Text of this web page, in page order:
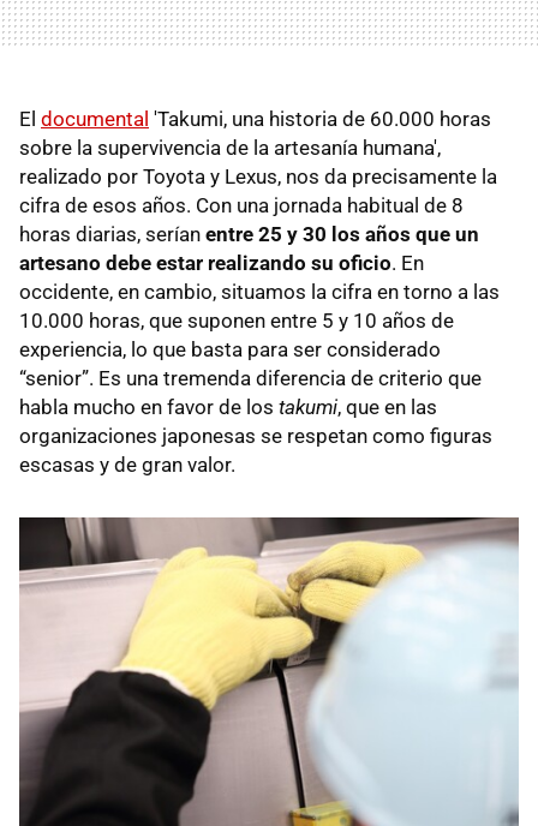
El documental 'Takumi, una historia de 60.000 horas
sobre la supervivencia de la artesanía humana',
realizado por Toyota y Lexus, nos da precisamente la
cifra de esos años. Con una jornada habitual de 8
horas diarias, serían entre 25 y 30 los años que un
artesano debe estar realizando su oficio. En
occidente, en cambio, situamos la cifra en torno a las
10.000 horas, que suponen entre 5 y 10 años de
experiencia, lo que basta para ser considerado
“senior”. Es una tremenda diferencia de criterio que
habla mucho en favor de los takumi, que en las
organizaciones japonesas se respetan como figuras
escasas y de gran valor.